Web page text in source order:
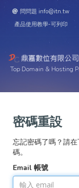
問問題 info@itn.tw
產品使用教學-可列印
Top Domain & Hosting
密碼重設
忘記密碼了嗎？請
碼。
Email 帳號